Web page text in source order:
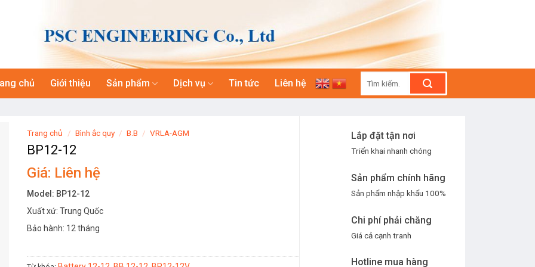
chủ Giới thiệu Sản phẩm Dịch vụ Tin tức Liên hệ
kiếm:
Lắp đặt tận nơi
Triển khai nhanh chóng
Sản phẩm chính hãng
Sản phẩm nhập khẩu 100%
Chi phí phải chăng
Giá cả cạnh tranh
Hotline mua hàng
Trang chủ / Bình ắc quy / B.B / VRLA-AGM
BP12-12
Giá: Liên hệ
Model: BP12-12
Xuất xứ: Trung Quốc
Bảo hành: 12 tháng